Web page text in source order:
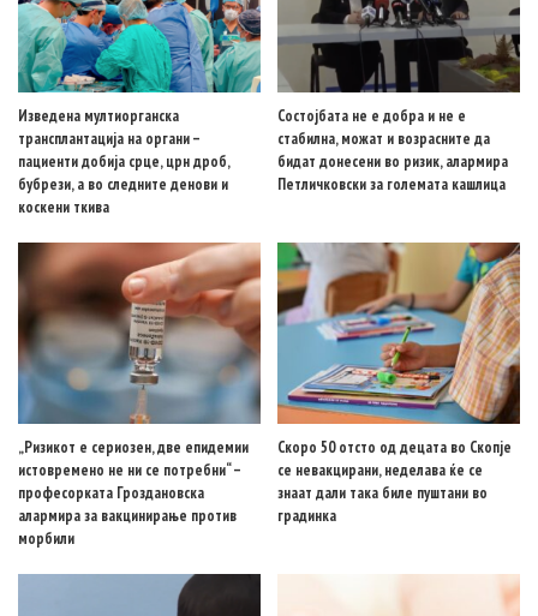
Изведена мултиорганска
трансплантација на органи –
пациенти добија срце, црн дроб,
бубрези, а во следните денови и
коскени ткива
Состојбата не е добра и не е
стабилна, можат и возрасните да
бидат донесени во ризик, алармира
Петличковски за големата кашлица
„Ризикот е сериозен, две епидемии
истовремено не ни се потребни“ –
професорката Гроздановска
алармира за вакцинирање против
морбили
Скоро 50 отсто од децата во Скопје
се невакцирани, неделава ќе се
знаат дали така биле пуштани во
градинка